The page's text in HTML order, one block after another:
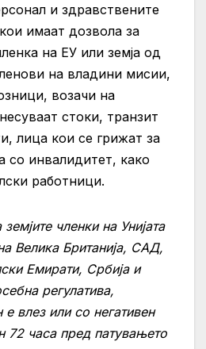
и здравствените
имаат дозвола за
на ЕУ или земја од
на владини мисии,
возачи на
стоки, транзит
лица кои се грижат за
со инвалидитет, како
работници.
членки на Унијата
Велика Британија, САД,
Емирати, Србија и
регулатива,
влез или со негативен
72 часа пред патувањето